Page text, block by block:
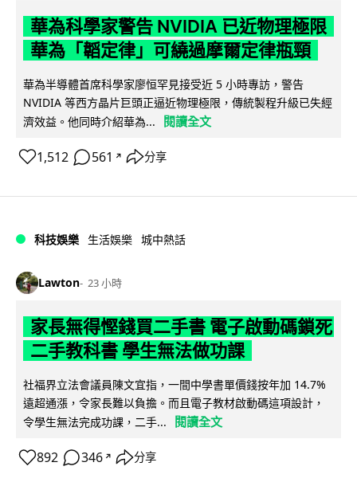
華為科學家警告 NVIDIA 已近物理極限
華為「韜定律」可繞過摩爾定律瓶頸
華為半導體首席科學家廖恒罕見接受近 5 小時專訪，警告
NVIDIA 等西方晶片巨頭正逼近物理極限，傳統製程升級已失經
濟效益。他同時介紹華為...
閱讀全文
1,512 561 ↗ 分享
科技娛樂 生活娛樂 城中熱話
Lawton 23 小時
家長無得慳錢買二手書 電子啟動碼鎖死
二手教科書 學生無法做功課
社福界立法會議員陳文宜指，一間中學書單價錢按年加 14.7%
遠超通漲，令家長難以負擔。而且電子教材啟動碼這項設計，
令學生無法完成功課，二手...
閱讀全文
892 346 ↗ 分享